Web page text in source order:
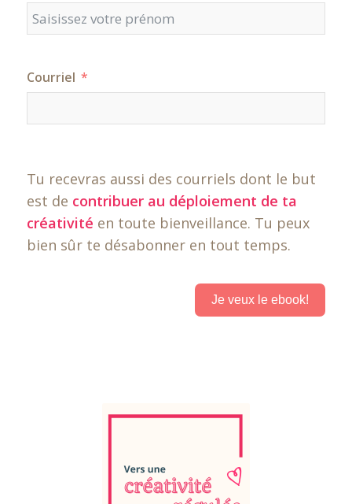
Courriel
Tu recevras aussi des courriels dont le but
est de contribuer au déploiement de ta
créativité en toute bienveillance. Tu peux
bien sûr te désabonner en tout temps.
Je veux le ebook!